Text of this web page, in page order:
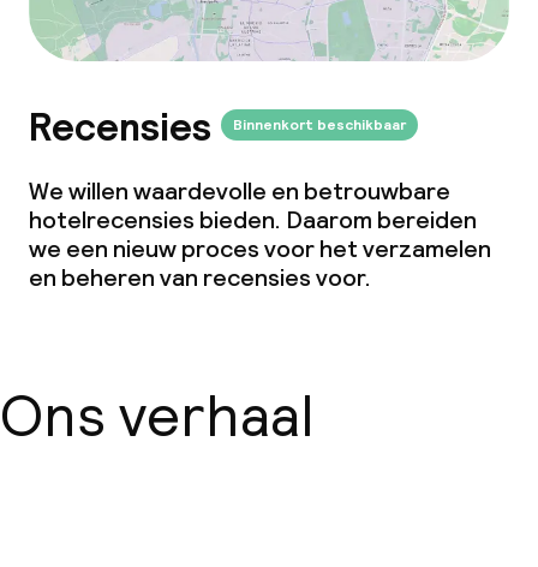
Recensies Binnenkort beschikbaar
We willen waardevolle en betrouwbare
hotelrecensies bieden. Daarom bereiden
we een nieuw proces voor het verzamelen
en beheren van recensies voor.
Ons verhaal